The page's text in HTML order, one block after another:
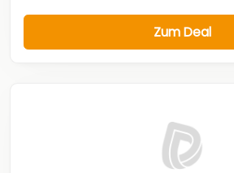
Zum Deal